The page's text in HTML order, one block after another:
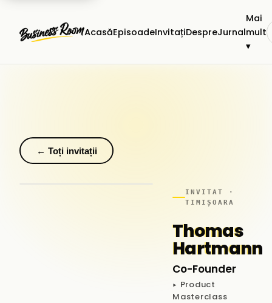
AcasăEpisoadeInvitațiDespreJurnal
Mai
mult
▾
← Toți invitații
INVITAT ·
TIMIȘOARA
Thomas
Hartmann
Co-Founder
▸ Product
Masterclass